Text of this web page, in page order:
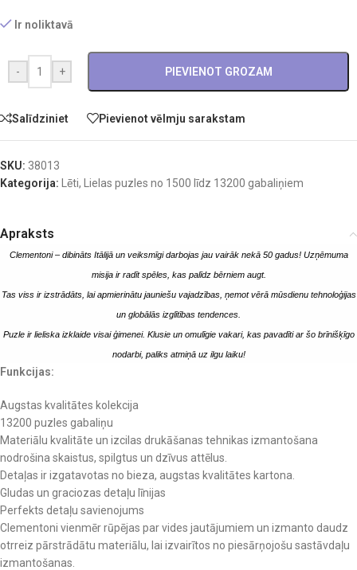
Ir noliktavā
- + PIEVIENOT GROZAM
Salīdziniet Pievienot vēlmju sarakstam
SKU: 38013
Kategorija:
Lēti, Lielas puzles no 1500 līdz 13200 gabaliņiem
Apraksts
Clementoni – dibināts Itālijā un veiksmīgi darbojas jau vairāk nekā 50 gadus! Uzņēmuma
misija ir radīt spēles, kas palīdz bērniem augt.
Tas viss ir izstrādāts, lai apmierinātu jauniešu vajadzības, ņemot vērā mūsdienu tehnoloģijas
un globālās izglītības tendences.
Puzle ir lieliska izklaide visai ģimenei. Klusie un omulīgie vakari, kas pavadīti ar šo brīnišķīgo
nodarbi, paliks atmiņā uz ilgu laiku!
Funkcijas:
Augstas kvalitātes kolekcija
13200 puzles gabaliņu
Materiālu kvalitāte un izcilas drukāšanas tehnikas izmantošana
nodrošina skaistus, spilgtus un dzīvus attēlus.
Detaļas ir izgatavotas no bieza, augstas kvalitātes kartona.
Gludas un graciozas detaļu līnijas
Perfekts detaļu savienojums
Clementoni vienmēr rūpējas par vides jautājumiem un izmanto daudz
otrreiz pārstrādātu materiālu, lai izvairītos no piesārņojošu sastāvdaļu
izmantošanas.